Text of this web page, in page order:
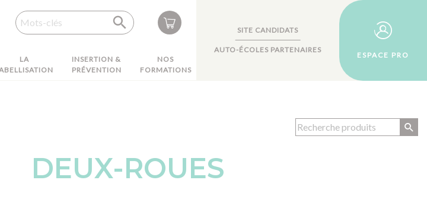
LA
INSERTION &
PRÉVENTION
NOS
FORMATIONS
SITE CANDIDATS
AUTO-ÉCOLES PARTENAIRES
ESPACE PRO
DEUX-ROUES